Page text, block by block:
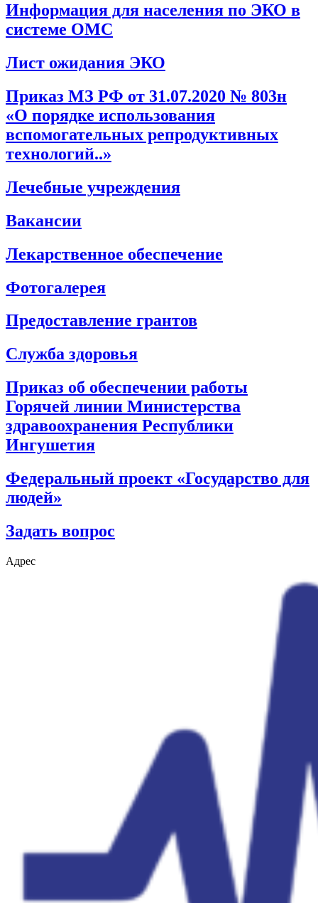
Информация для населения по ЭКО в
системе ОМС
Лист ожидания ЭКО
Приказ МЗ РФ от 31.07.2020 № 803н
«О порядке использования
вспомогательных репродуктивных
технологий..»
Лечебные учреждения
Вакансии
Лекарственное обеспечение
Фотогалерея
Предоставление грантов
Служба здоровья
Приказ об обеспечении работы
Горячей линии Министерства
здравоохранения Республики
Ингушетия
Федеральный проект «Государство для
людей»
Задать вопрос
Адрес